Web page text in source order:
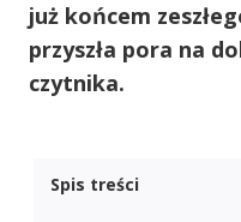
już końcem
przyszła pora na
czytnika.
Spis treści